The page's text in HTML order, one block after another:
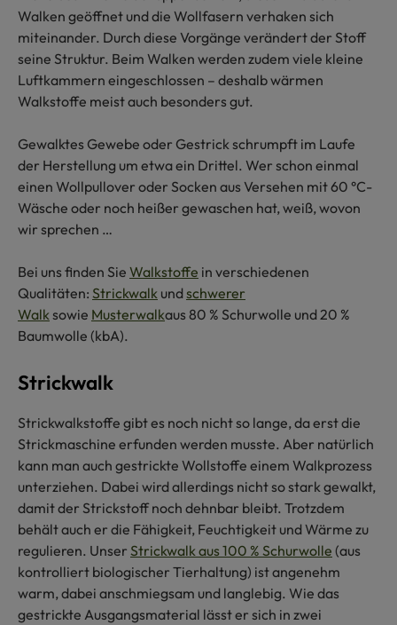
Walken geöffnet und die Wollfasern verhaken sich
miteinander. Durch diese Vorgänge verändert der Stoff
seine Struktur. Beim Walken werden zudem viele kleine
Luftkammern eingeschlossen – deshalb wärmen
Walkstoffe meist auch besonders gut.
Gewalktes Gewebe oder Gestrick schrumpft im Laufe
der Herstellung um etwa ein Drittel. Wer schon einmal
einen Wollpullover oder Socken aus Versehen mit 60 °C-
Wäsche oder noch heißer gewaschen hat, weiß, wovon
wir sprechen …
Bei uns finden Sie Walkstoffe in verschiedenen
Qualitäten: Strickwalk undschwerer
Walksowie Musterwalkaus 80 % Schurwolle und 20 %
Baumwolle (kbA).
Strickwalk
Strickwalkstoffe gibt es noch nicht so lange, da erst die
Strickmaschine erfunden werden musste. Aber natürlich
kann man auch gestrickte Wollstoffe einem Walkprozess
unterziehen. Dabei wird allerdings nicht so stark gewalkt,
damit der Strickstoff noch dehnbar bleibt. Trotzdem
behält auch er die Fähigkeit, Feuchtigkeit und Wärme zu
regulieren. Unser Strickwalk aus 100 % Schurwolle (aus
kontrolliert biologischer Tierhaltung) ist angenehm
warm, dabei anschmiegsam und langlebig. Wie das
gestrickte Ausgangsmaterial lässt er sich in zwei